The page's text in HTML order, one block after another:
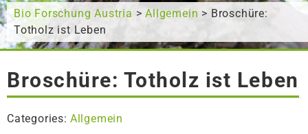
Bio Forschung Austria >Allgemein > Broschüre:
Totholz ist Leben
Broschüre: Totholz ist Leben
Categories: Allgemein